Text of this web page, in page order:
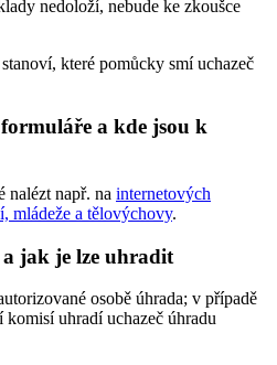
nedoloží, nebude ke zkoušce
které pomůcky smí uchazeč
a kde jsou k
nalézt např. na internetových
mládeže a tělovýchovy.
jak je lze uhradit
osobě úhrada; v případě
uhradí uchazeč úhradu